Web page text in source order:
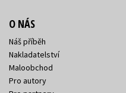
O NÁS
Náš příběh
Nakladatelství
Maloobchod
Pro autory